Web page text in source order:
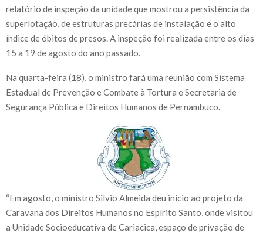
relatório de inspeção da unidade que mostrou a persistência da
superlotação, de estruturas precárias de instalação e o alto
índice de óbitos de presos. A inspeção foi realizada entre os dias
15 a 19 de agosto do ano passado.
Na quarta-feira (18), o ministro fará uma reunião com Sistema
Estadual de Prevenção e Combate à Tortura e Secretaria de
Segurança Pública e Direitos Humanos de Pernambuco.
“Em agosto, o ministro Silvio Almeida deu início ao projeto da
Caravana dos Direitos Humanos no Espírito Santo, onde visitou
a Unidade Socioeducativa de Cariacica, espaço de privação de